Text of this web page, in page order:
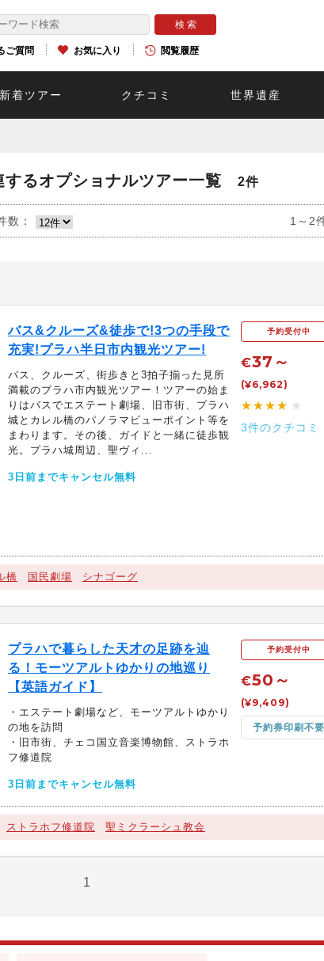
ご質問 お気に入り 閲覧履歴
新着ツアー クチコミ 世界遺産
するオプショナルツアー一覧 2件
数： 1～2
バス&クルーズ&徒歩で!3つの手段で
充実!プラハ半日市内観光ツアー!
バス、クルーズ、街歩きと3拍子揃った見所
満載のプラハ市内観光ツアー！ツアーの始ま
りはバスでエステート劇場、旧市街、プラハ
城とカレル橋のパノラマビューポイント等を
まわります。その後、ガイドと一緒に徒歩観
光。プラハ城周辺、聖ヴィ...
3日前までキャンセル無料
予約受付中
€37～
(¥6,962)
★★★★ ★
3件のクチコミ
橋 国民劇場 シナゴーグ
プラハで暮らした天才の足跡を辿
る！モーツアルトゆかりの地巡り
【英語ガイド】
・エステート劇場など、モーツアルトゆかり
の地を訪問
・旧市街、チェコ国立音楽博物館、ストラホ
フ修道院
3日前までキャンセル無料
予約受付中
€50～
(¥9,409)
予約券印刷不要
ストラホフ修道院 聖ミクラーシュ教会
1